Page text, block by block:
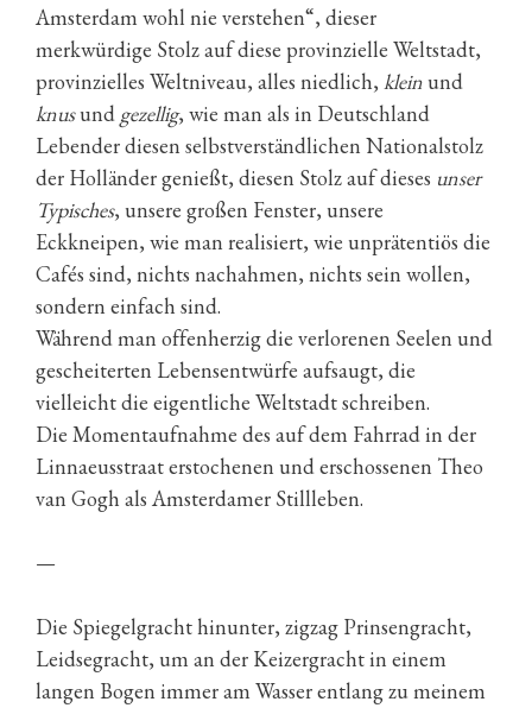
Amsterdam wohl nie verstehen“, dieser
merkwürdige Stolz auf diese provinzielle Weltstadt,
provinzielles Weltniveau, alles niedlich, kleinund
knusund gezellig, wie man als in Deutschland
Lebender diesen selbstverständlichen Nationalstolz
der Holländer genießt, diesen Stolz auf dieses unser
Typisches, unsere großen Fenster, unsere
Eckkneipen, wie man realisiert, wie unprätentiös die
Cafés sind, nichts nachahmen, nichts sein wollen,
sondern einfach sind.
Während man offenherzig die verlorenen Seelen und
gescheiterten Lebensentwürfe aufsaugt, die
vielleicht die eigentliche Weltstadt schreiben.
Die Momentaufnahme des auf dem Fahrrad in der
Linnaeusstraat erstochenen und erschossenen Theo
van Gogh als Amsterdamer Stillleben.
—
Die Spiegelgracht hinunter, zigzag Prinsengracht,
Leidsegracht, um an der Keizergracht in einem
langen Bogen immer am Wasser entlang zu meinem